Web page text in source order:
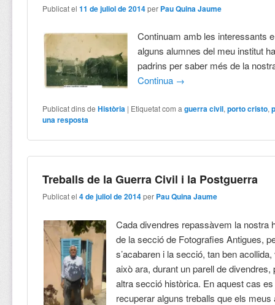
Publicat el11 de juliol de 2014 per Pau Quina Jaume
Continuam amb les interessants
alguns alumnes del meu institut
padrins per saber més de la
Continua →
Publicat dins de Història | Etiquetat com a guerra civil,porto cristo,
una resposta
Treballs de la Guerra Civil i la Postguerra
Publicat el4 de juliol de 2014 per Pau Quina Jaume
Cada divendres repassàvem la nostra
de la secció de Fotografies Antigues,
s’acabaren i la secció, tan ben
això ara, durant un parell de divendres,
altra secció històrica. En aquest cas
recuperar alguns treballs que els meus